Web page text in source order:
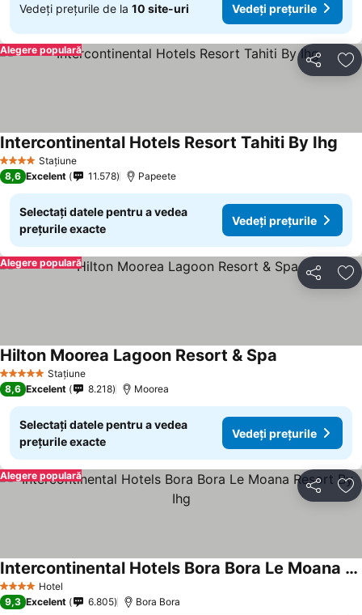
Vedeți prețurile de la 10 site-uri Vedeți prețurile
Distribuiți
Alegere populară
4 Stele Stațiune
Intercontinental Hotels Resort Tahiti By Ihg
8,6 Excelent 11.578 Papeete
Selectați datele pentru a vedea
prețurile exacte
Vedeți prețurile
Distribuiți
Alegere populară
5 Stele Stațiune
Hilton Moorea Lagoon Resort & Spa
8,6 Excelent 8.218 Moorea
Selectați datele pentru a vedea
prețurile exacte
Vedeți prețurile
Distribuiți
Alegere populară
4 Stele Hotel
Intercontinental Hotels Bora Bora Le Moana Resort By Ihg
Vedeți prețurile
9,3 Excelent 6.805 Bora Bora